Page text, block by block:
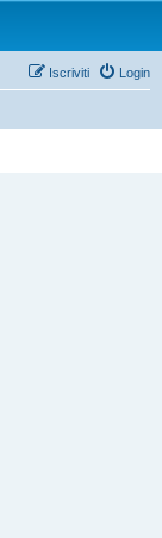
Login
Iscriviti